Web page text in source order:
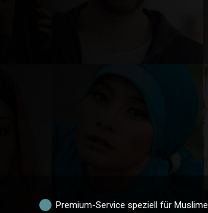
Premium-Service speziell für Muslime